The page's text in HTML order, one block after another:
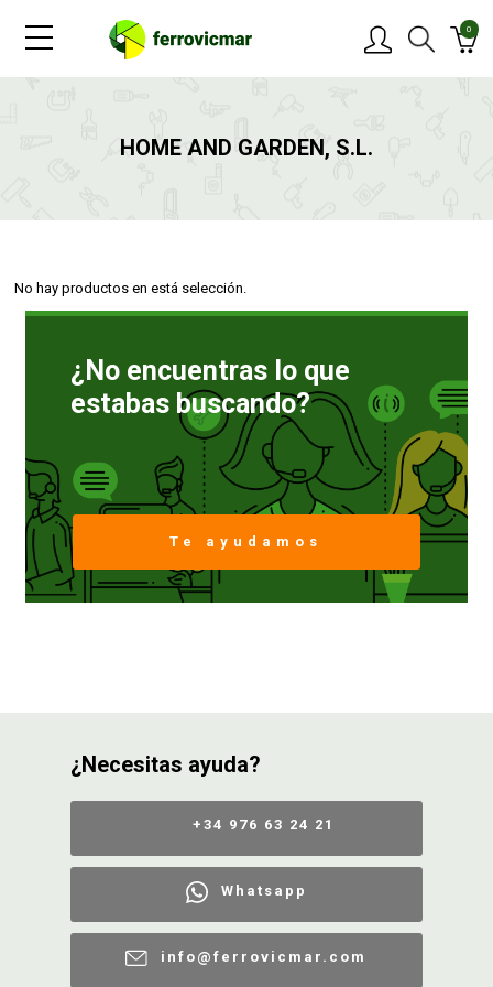
0
HOME AND GARDEN, S.L.
No hay productos en está selección.
¿No encuentras lo que
estabas buscando?
Te ayudamos
¿Necesitas ayuda?
+34 976 63 24 21
Whatsapp
info@ferrovicmar.com
NOVEDADES
BLOG
CONTACTAR
FERROVICMAR
CATÁLOGOS
GUÍAS
DEVOLUCIONES
FORMAS DE PAGO